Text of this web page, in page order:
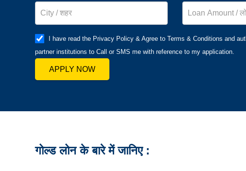
I have read the Privacy Policy & Agree to Terms & Conditions and
partner institutions to Call or SMS me with reference to my application.
APPLY NOW
गोल्ड लोन के बारे में जानिए :